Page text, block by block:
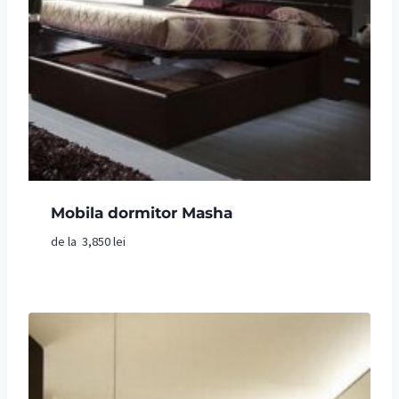
Mobila dormitor Masha
de la 3,850lei